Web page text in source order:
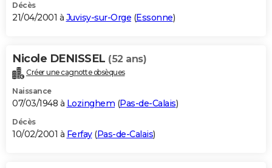
Décès
21/04/2001 à Juvisy-sur-Orge (Essonne)
Nicole DENISSEL (52 ans)
Créer une cagnotte obsèques
Naissance
07/03/1948 à Lozinghem (Pas-de-Calais)
Décès
10/02/2001 à Ferfay(Pas-de-Calais)